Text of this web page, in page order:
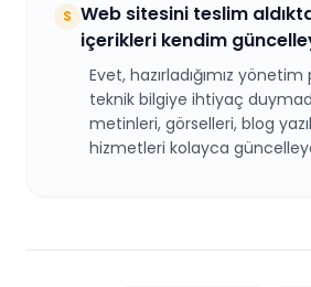
S Web sitesini teslim
içerikleri kendim
Evet, hazırladığımız
teknik bilgiye ihtiyaç
metinleri, görselleri, blog
hizmetleri kolayca